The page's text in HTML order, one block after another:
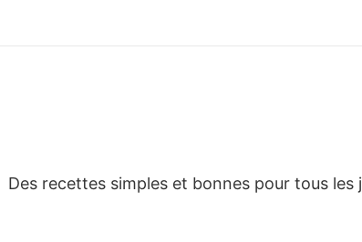
Rapide et bon
Des recettes simples et bonnes pour tous les